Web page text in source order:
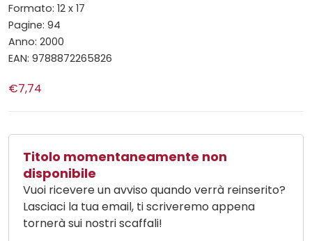
Formato: 12 x 17
Pagine: 94
Anno: 2000
EAN: 9788872265826
€7,74
Titolo momentaneamente non
disponibile
Vuoi ricevere un avviso quando verrà reinserito?
Lasciaci la tua email, ti scriveremo appena
tornerà sui nostri scaffali!